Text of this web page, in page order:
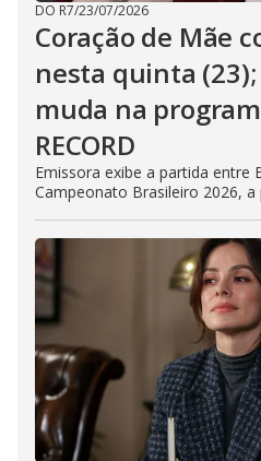
DO R7/23/07/2026
Coração de Mãe
nesta quinta
muda na
RECORD
Emissora exibe a partida entre
Campeonato Brasileiro 2026, a